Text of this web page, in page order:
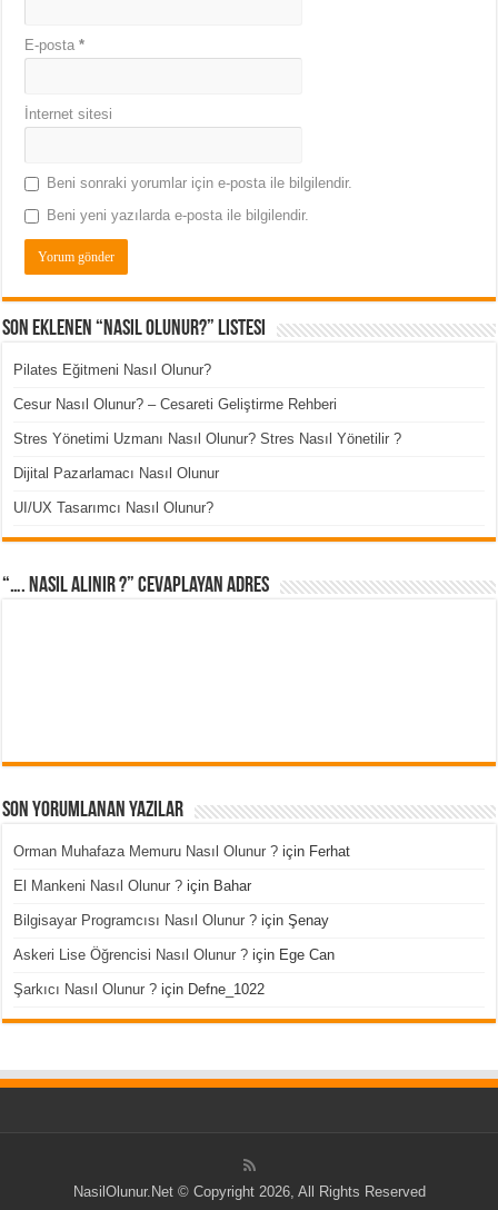
E-posta*
İnternet sitesi
Beni sonraki yorumlar için e-posta ile bilgilendir.
Beni yeni yazılarda e-posta ile bilgilendir.
Son Eklenen “Nasıl Olunur?” Listesi
Pilates Eğitmeni Nasıl Olunur?
Cesur Nasıl Olunur? – Cesareti Geliştirme Rehberi
Stres Yönetimi Uzmanı Nasıl Olunur? Stres Nasıl Yönetilir ?
Dijital Pazarlamacı Nasıl Olunur
UI/UX Tasarımcı Nasıl Olunur?
“…. Nasıl Alınır ?” cevaplayan adres
Son Yorumlanan Yazılar
Orman Muhafaza Memuru Nasıl Olunur ? için Ferhat
El Mankeni Nasıl Olunur ? için Bahar
Bilgisayar Programcısı Nasıl Olunur ? içinŞenay
Askeri Lise Öğrencisi Nasıl Olunur ? için Ege Can
Şarkıcı Nasıl Olunur ? için Defne_1022
NasilOlunur.Net © Copyright 2026, All Rights Reserved